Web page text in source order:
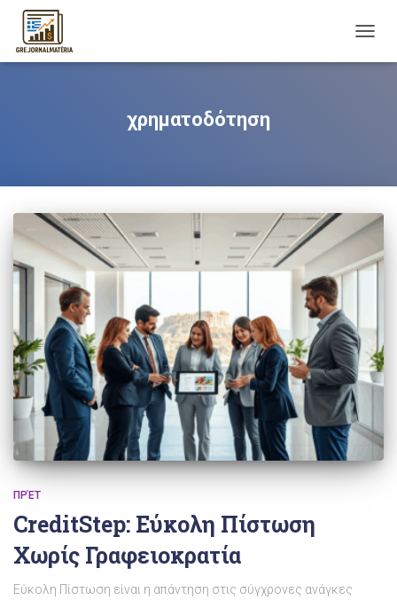
χρηματοδότηση
ΠΡΈΤ
CreditStep: Εύκολη Πίστωση
Χωρίς Γραφειοκρατία
Εύκολη Πίστωση είναι η απάντηση στις σύγχρονες ανάγκες